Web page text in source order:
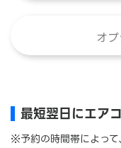
オ
最短翌日にエア
※予約の時間帯によって